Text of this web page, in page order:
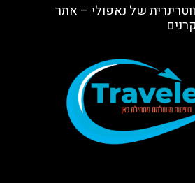
של נאפולי – אתר